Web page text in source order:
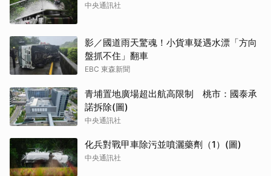
中央通訊社
影／國道雨天驚魂！小貨車疑遇水漂「方向
盤抓不住」翻車
EBC 東森新聞
青埔置地廣場超出航高限制 桃市：國泰承
諾拆除(圖)
中央通訊社
化兵對戰甲車除污並噴灑藥劑（1）(圖)
中央通訊社